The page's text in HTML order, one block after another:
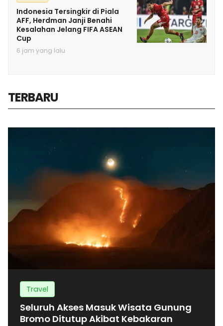
Indonesia Tersingkir di Piala
AFF, Herdman Janji Benahi
Kesalahan Jelang FIFA ASEAN
Cup
6 jam yang lalu
TERBARU
Travel
Seluruh Akses Masuk Wisata Gunung
Bromo Ditutup Akibat Kebakaran